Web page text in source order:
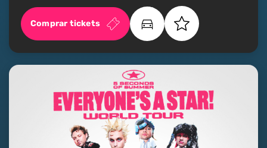
Comprar tickets